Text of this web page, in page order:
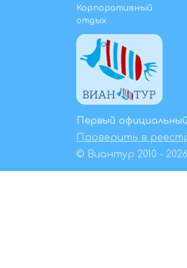
© Виантур 2010 -
Корпоративный
отдых
Проверить в
Первый